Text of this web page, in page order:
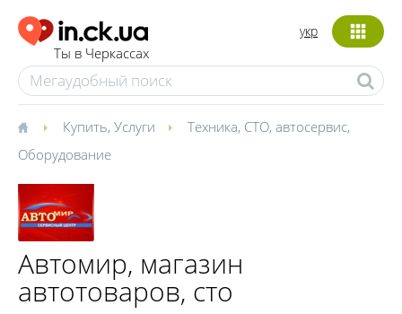
Ты в Черкассах
укр
Купить, Услуги Техника, СТО, автосервис,
Оборудование
Автомир, магазин
автотоваров, сто